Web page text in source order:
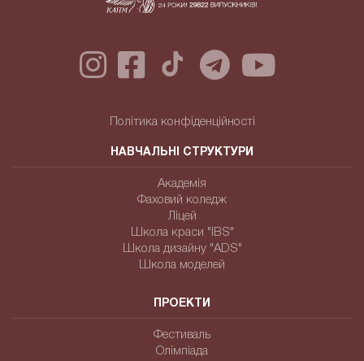
Політика конфіденційності
НАВЧАЛЬНІ СТРУКТУРИ
Академія
Фаховий коледж
Ліцей
Школа краси "IBS"
Школа дизайну "ADS"
Школа моделей
ПРОЕКТИ
Фестиваль
Олімпіада